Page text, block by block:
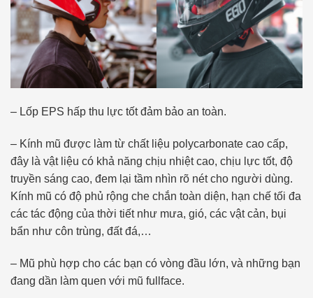
– Lốp EPS hấp thu lực tốt đảm bảo an toàn.
– Kính mũ được làm từ chất liệu polycarbonate cao cấp,
đây là vật liệu có khả năng chịu nhiệt cao, chịu lực tốt, độ
truyền sáng cao, đem lại tầm nhìn rõ nét cho người dùng.
Kính mũ có độ phủ rộng che chắn toàn diện, hạn chế tối đa
các tác động của thời tiết như mưa, gió, các vật cản, bụi
bẩn như côn trùng, đất đá,…
– Mũ phù hợp cho các bạn có vòng đầu lớn, và những bạn
đang dần làm quen với mũ fullface.